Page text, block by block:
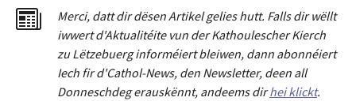
Merci, dattdir dësen Artikel gelies hutt. Falls dir wëllt
iwwert d'Aktualitéite vun der Kathoulescher Kierch
zu Lëtzebuerg informéiert bleiwen, dann abonnéiert
Iech fir d'Cathol-News, den Newsletter, deen all
Donneschdeg erauskënnt, andeems dirhei klickt.